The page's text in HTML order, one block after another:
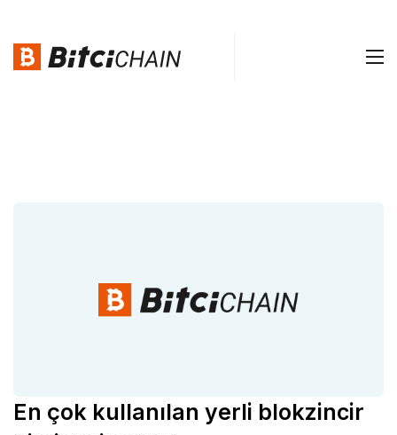
En çok kullanılan yerli blokzincir